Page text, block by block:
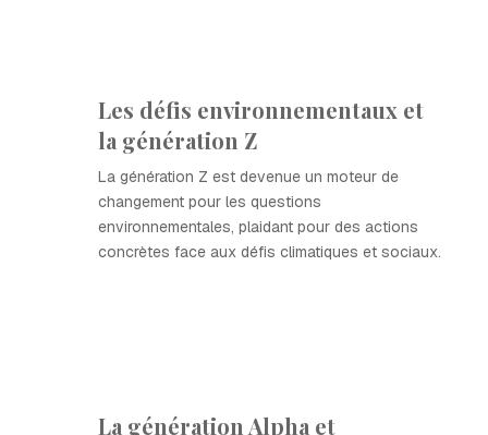
Les défis environnementaux et
la génération Z
La génération Z est devenue un moteur de
changement pour les questions
environnementales, plaidant pour des actions
concrètes face aux défis climatiques et sociaux.
La génération Alpha et